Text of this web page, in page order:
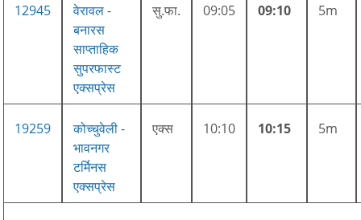
12945
वेरावल -
बनारस
साप्ताहिक
सुपरफास्ट
एक्सप्रेस
सु.फा. 09:05 09:10 5m
19259
कोच्चुवेली -
भावनगर
टर्मिनस
एक्सप्रेस
एक्स 10:10 10:15 5m